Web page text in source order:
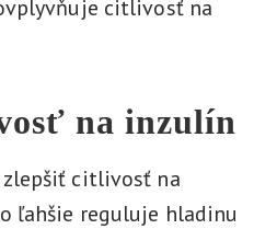
citlivosť na
na inzulín
zlepšiť citlivosť na
ľahšie reguluje hladinu